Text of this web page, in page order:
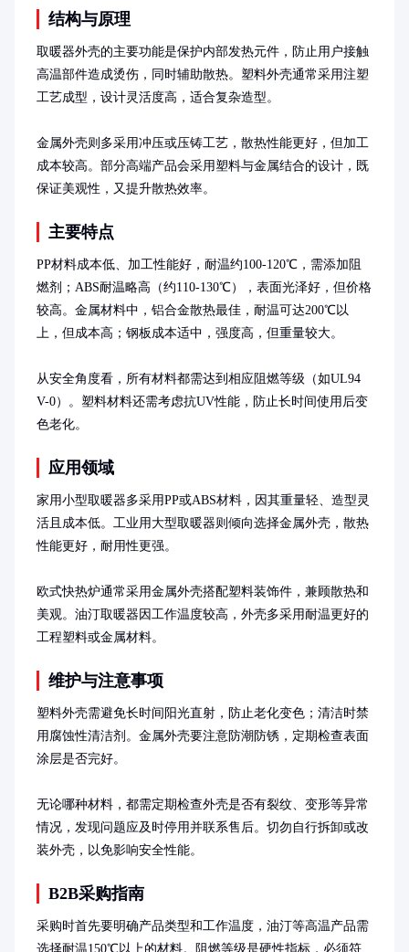
结构与原理
取暖器外壳的主要功能是保护内部发热元件，防止用户接触
高温部件造成烫伤，同时辅助散热。塑料外壳通常采用注塑
工艺成型，设计灵活度高，适合复杂造型。
金属外壳则多采用冲压或压铸工艺，散热性能更好，但加工
成本较高。部分高端产品会采用塑料与金属结合的设计，既
保证美观性，又提升散热效率。
主要特点
PP材料成本低、加工性能好，耐温约100-120℃，需添加阻
燃剂；ABS耐温略高（约110-130℃），表面光泽好，但价格
较高。金属材料中，铝合金散热最佳，耐温可达200℃以
上，但成本高；钢板成本适中，强度高，但重量较大。
从安全角度看，所有材料都需达到相应阻燃等级（如UL94
V-0）。塑料材料还需考虑抗UV性能，防止长时间使用后变
色老化。
应用领域
家用小型取暖器多采用PP或ABS材料，因其重量轻、造型灵
活且成本低。工业用大型取暖器则倾向选择金属外壳，散热
性能更好，耐用性更强。
欧式快热炉通常采用金属外壳搭配塑料装饰件，兼顾散热和
美观。油汀取暖器因工作温度较高，外壳多采用耐温更好的
工程塑料或金属材料。
维护与注意事项
塑料外壳需避免长时间阳光直射，防止老化变色；清洁时禁
用腐蚀性清洁剂。金属外壳要注意防潮防锈，定期检查表面
涂层是否完好。
无论哪种材料，都需定期检查外壳是否有裂纹、变形等异常
情况，发现问题应及时停用并联系售后。切勿自行拆卸或改
装外壳，以免影响安全性能。
B2B采购指南
采购时首先要明确产品类型和工作温度，油汀等高温产品需
选择耐温150℃以上的材料。阻燃等级是硬性指标，必须符